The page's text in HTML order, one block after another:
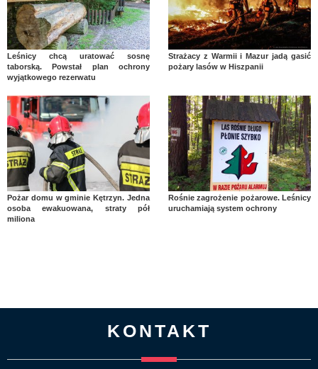
Leśnicy chcą uratować sosnę
taborską. Powstał plan ochrony
wyjątkowego rezerwatu
Strażacy z Warmii i Mazur jadą gasić
pożary lasów w Hiszpanii
Pożar domu w gminie Kętrzyn. Jedna
osoba ewakuowana, straty pół
miliona
Rośnie zagrożenie pożarowe. Leśnicy
uruchamiają system ochrony
KONTAKT